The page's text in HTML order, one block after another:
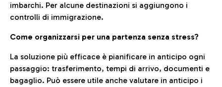
imbarchi. Per alcune destinazioni si aggiungono i
controlli di immigrazione.
Come organizzarsi per una partenza senza stress?
La soluzione più efficace è pianificare in anticipo ogni
passaggio: trasferimento, tempi di arrivo, documenti e
bagaglio. Può essere utile anche valutare in anticipo i